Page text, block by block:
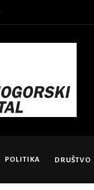
POLITIKA DRUŠTVO